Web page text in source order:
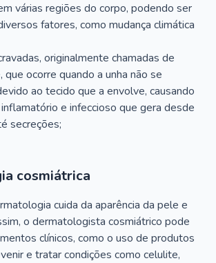
várias regiões do corpo, podendo ser
fatores, como mudança climática
originalmente chamadas de
que ocorre quando a unha não se
ao tecido que a envolve, causando
e infeccioso que gera desde
secreções;
cosmiátrica
cuida da aparência da pele e
o dermatologista cosmiátrico pode
clínicos, como o uso de produtos
e tratar condições como celulite,